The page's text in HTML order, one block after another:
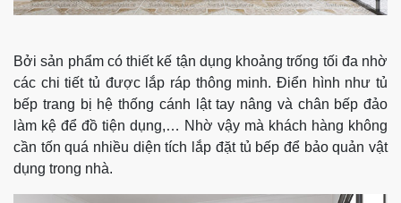
Bởi sản phẩm có thiết kế tận dụng khoảng trống tối đa nhờ
các chi tiết tủ được lắp ráp thông minh. Điển hình như tủ
bếp trang bị hệ thống cánh lật tay nâng và chân bếp đảo
làm kệ để đồ tiện dụng,… Nhờ vậy mà khách hàng không
cần tốn quá nhiều diện tích lắp đặt tủ bếp để bảo quản vật
dụng trong nhà.